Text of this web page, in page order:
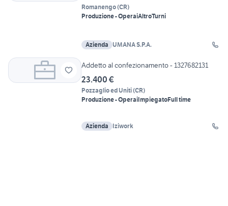
Romanengo(CR)
Produzione - OperaiAltroTurni
Azienda UMANA S.P.A.
Addetto al confezionamento - 1327682131
23.400 €
Pozzaglio ed Uniti(CR)
Produzione - OperaiImpiegatoFull time
Azienda Iziwork